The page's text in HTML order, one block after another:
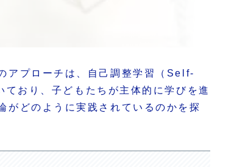
アプローチは、自己調整学習（Self-
り、子どもたちが主体的に学びを進
どのように実践されているのかを探